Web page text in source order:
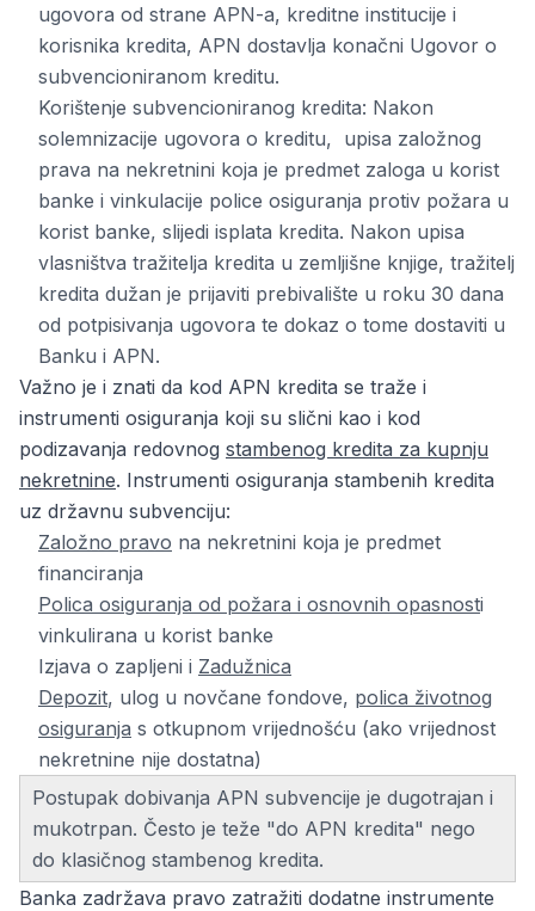
ugovora od strane APN-a, kreditne institucije i
korisnika kredita, APN dostavlja konačni Ugovor o
subvencioniranom kreditu.
Korištenje subvencioniranog kredita: Nakon
solemnizacije ugovora o kreditu, upisa založnog
prava na nekretnini koja je predmet zaloga u korist
banke i vinkulacije police osiguranja protiv požara u
korist banke, slijedi isplata kredita. Nakon upisa
vlasništva tražitelja kredita u zemljišne knjige, tražitelj
kredita dužan je prijaviti prebivalište u roku 30 dana
od potpisivanja ugovora te dokaz o tome dostaviti u
Banku i APN.
Važno je i znati da kod APN kredita se traže i
instrumenti osiguranja koji su slični kao i kod
podizavanja redovnog stambenog kredita za kupnju
nekretnine. Instrumenti osiguranja stambenih kredita
uz državnu subvenciju:
Založno pravo na nekretnini koja je predmet
financiranja
Polica osiguranja od požara i osnovnih opasnosti
vinkulirana u korist banke
Izjava o zapljeni i Zadužnica
Depozit, ulog u novčane fondove, polica životnog
osiguranja s otkupnom vrijednošću (ako vrijednost
nekretnine nije dostatna)
Postupak dobivanja APN subvencije je dugotrajan i
mukotrpan. Često je teže "do APN kredita" nego
do klasičnog stambenog kredita.
Banka zadržava pravo zatražiti dodatne instrumente